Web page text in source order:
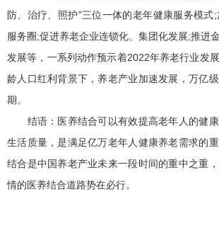
防、治疗、照护”三位一体的老年健康服务模式
服务圈;促进养老企业连锁化、集团化发展;推进
发展等，一系列动作预示着2022年养老行业发
龄人口红利背景下，养老产业加速发展，万亿
期。
结语：医养结合可以有效提高老年人的健康
生活质量，是满足亿万老年人健康养老需求的
结合是中国养老产业未来一段时间的重中之重
情的医养结合道路势在必行。